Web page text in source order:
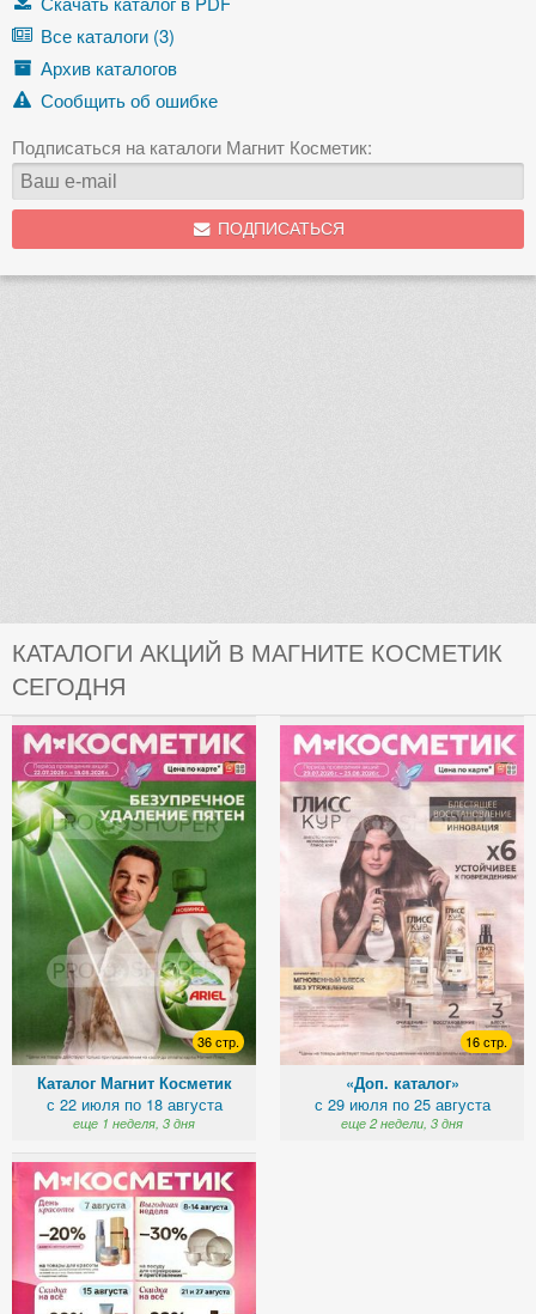
Все каталоги (3)
Архив каталогов
Сообщить об ошибке
Подписаться на каталоги Магнит Косметик:
ПОДПИСАТЬСЯ
КАТАЛОГИ АКЦИЙ В МАГНИТЕ КОСМЕТИК
СЕГОДНЯ
36 стр.
Каталог Магнит Косметик
с 22 июля по 18 августа
еще 1 неделя, 3 дня
16 стр.
«Доп. каталог»
с 29 июля по 25 августа
еще 2 недели, 3 дня